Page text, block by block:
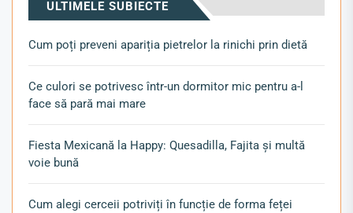
ULTIMELE SUBIECTE
Cum poți preveni apariția pietrelor la rinichi prin dietă
Ce culori se potrivesc într-un dormitor mic pentru a-l
face să pară mai mare
Fiesta Mexicană la Happy: Quesadilla, Fajita și multă
voie bună
Cum alegi cerceii potriviți în funcție de forma feței